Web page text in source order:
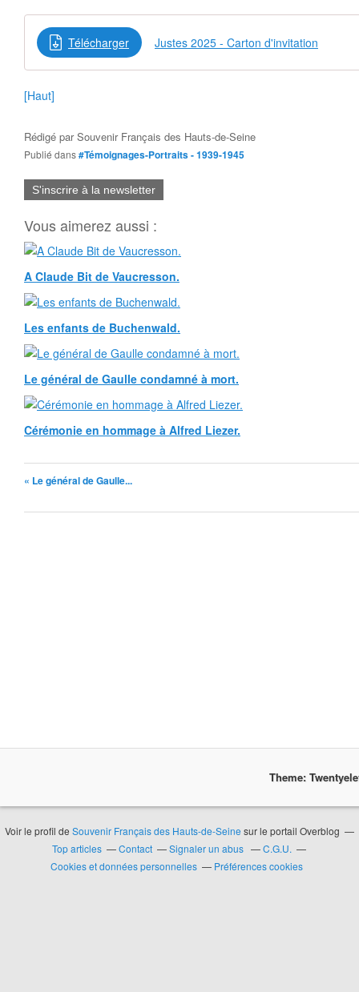
Télécharger Justes 2025 - Carton d'invitation
[Haut]
Rédigé parSouvenir Français des Hauts-de-Seine
Publié dans#Témoignages-Portraits - 1939-1945
S'inscrire à la newsletter
Vous aimerez aussi :
A Claude Bit de Vaucresson.
Les enfants de Buchenwald.
Le général de Gaulle condamné à mort.
Cérémonie en hommage à Alfred Liezer.
« Le général de Gaulle...
Theme:
Voir le profil de Souvenir Français des Hauts-de-Seine sur le portail Overblog
Top articles
Contact Signaler un abus
C.G.U.
Cookies et données personnelles
Préférences cookies